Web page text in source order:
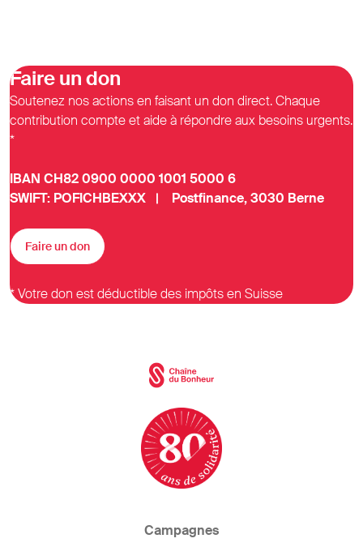
Faire un don
Soutenez nos actions en faisant un don direct. Chaque
contribution compte et aide à répondre aux besoins urgents.
*
IBAN CH82 0900 0000 1001 5000 6
SWIFT: POFICHBEXXX | Postfinance, 3030 Berne
Faire un don
* Votre don est déductible des impôts en Suisse
Campagnes